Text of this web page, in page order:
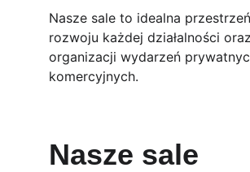
Nasze sale to idealna
rozwoju każdej działalności oraz
organizacji wydarzeń
komercyjnych.
Nasze sale